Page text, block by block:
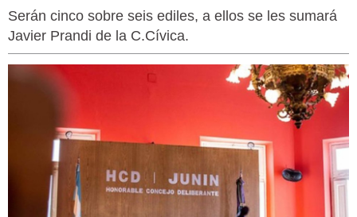
Serán cinco sobre seis ediles, a ellos se les sumará
Javier Prandi de la C.Cívica.